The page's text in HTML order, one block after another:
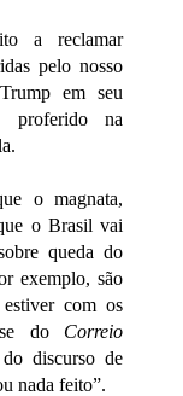
a reclamar
pelo nosso
em seu
proferido na
o magnata,
o Brasil vai
queda do
exemplo, são
com os
do Correio
discurso de
nada feito”.